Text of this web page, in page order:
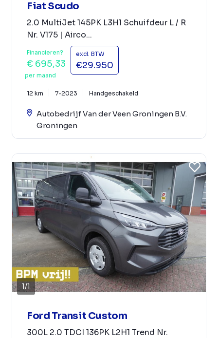
Fiat Scudo
2.0 MultiJet 145PK L3H1 Schuifdeur L / R
Nr. V175 | Airco...
Financieren?
€ 695,33
per maand
excl. BTW
€29.950
12 km 7-2023 Handgeschakeld
Autobedrijf Van der Veen Groningen B.V.
Groningen
1/1
Ford Transit Custom
300L 2.0 TDCI 136PK L2H1 Trend Nr.